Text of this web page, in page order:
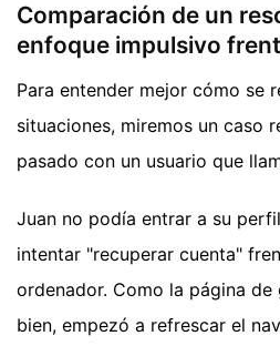
Comparación de un
enfoque impulsivo
Para entender mejor cómo se
situaciones, miremos un caso
pasado con un usuario que
Juan no podía entrar a su
intentar "recuperar cuenta"
ordenador. Como la página
bien, empezó a refrescar el